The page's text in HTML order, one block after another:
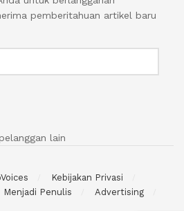
pemberitahuan artikel baru
lain
Kebijakan Privasi
Menjadi Penulis
Advertising